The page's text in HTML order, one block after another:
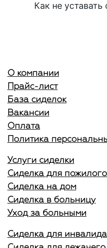
Как не
О компании
Прайс-лист
База сиделок
Вакансии
Оплата
Политика
Услуги сиделки
Сиделка для
Сиделка на дом
Сиделка в больницу
Уход за больными
Сиделка для инвалида